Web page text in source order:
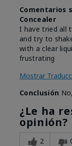
Comentarios
Concealer
I have tried all
and try to
with a clear
frustrating
Mostrar
Conclusión
¿Le ha
opinión?
2